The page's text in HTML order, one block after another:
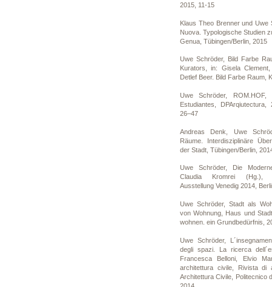
2015, 11-15
Klaus Theo Brenner und Uwe
Nuova. Typologische Studien
Genua, Tübingen/Berlin, 2015
Uwe Schröder, Bild Farbe
Kurators, in: Gisela
Detlef Beer. Bild Farbe Raum,
Uwe Schröder, ROM.HOF,
Estudiantes, DPArqiutectura,
26–47
Andreas Denk, Uwe
Räume. Interdisziplinäre
der Stadt, Tübingen/Berlin,
Uwe Schröder, Die
Claudia Kromrei (Hg.),
Ausstellung Venedig 2014,
Uwe Schröder, Stadt als
von Wohnung, Haus und
wohnen. ein Grundbedürfnis,
Uwe Schröder,
degli spazi. La ricerca
Francesca Belloni, Elvio
architettura civile, Rivista di
Architettura Civile, Politecnico